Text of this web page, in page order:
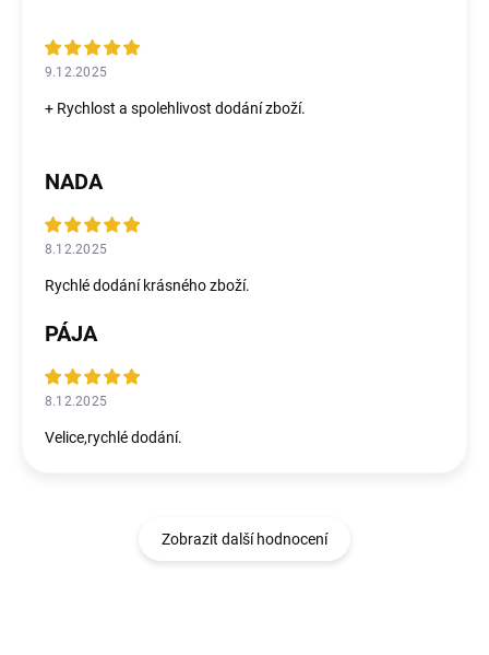
9.12.2025
+ Rychlost a spolehlivost dodání zboží.
NADA
8.12.2025
Rychlé dodání krásného zboží.
PÁJA
8.12.2025
Velice,rychlé dodání.
Zobrazit další hodnocení